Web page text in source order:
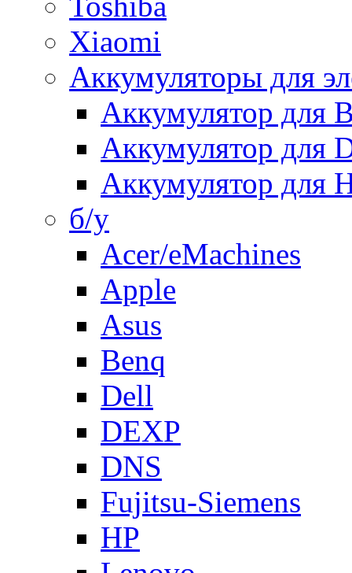
Xiaomi
Аккумуляторы для
Аккумулятор для
Аккумулятор для
Аккумулятор для
б/у
Acer/eMachines
Apple
Asus
Benq
Dell
DEXP
DNS
Fujitsu-Siemens
HP